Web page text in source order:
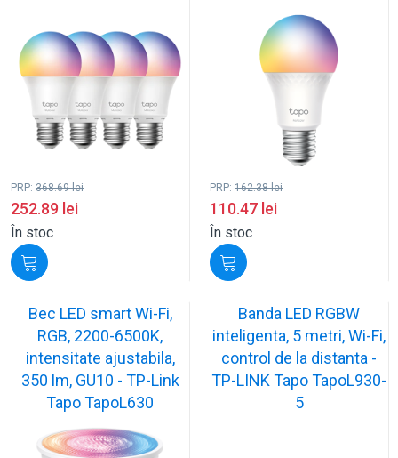
PRP: 368.69lei
252.89 lei
În stoc
PRP: 162.38lei
110.47 lei
În stoc
Bec LED smart Wi-Fi,
RGB, 2200-6500K,
intensitate ajustabila,
350 lm, GU10 - TP-Link
Tapo TapoL630
Banda LED RGBW
inteligenta, 5 metri, Wi-Fi,
control de la distanta -
TP-LINK Tapo TapoL930-
5